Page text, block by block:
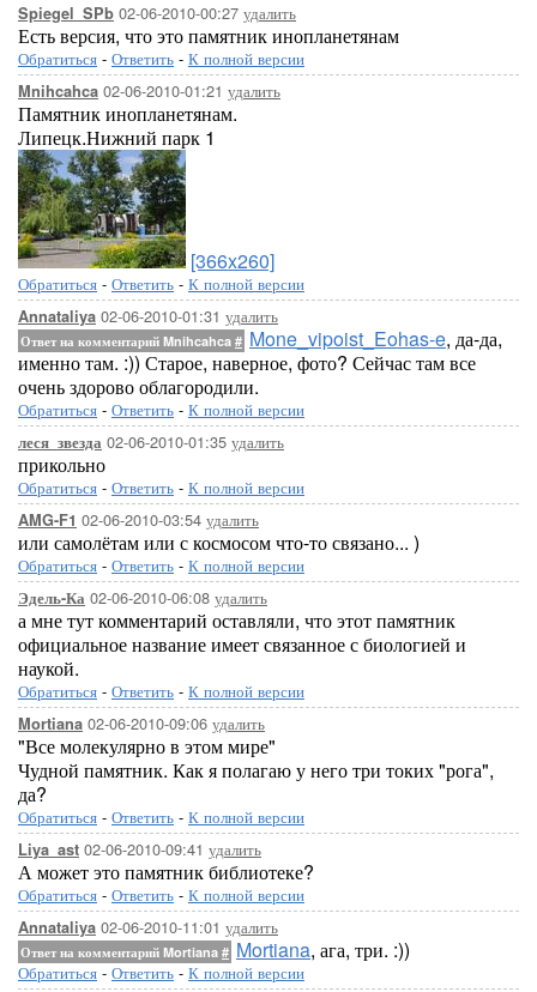
Spiegel_SPb 02-06-2010-00:27 удалить
Есть версия, что это памятник инопланетянам
Обратиться - Ответить - К полной версии
Mnihcahca 02-06-2010-01:21 удалить
Памятник инопланетянам.
Липецк.Нижний парк 1
[366x260]
Обратиться - Ответить - К полной версии
Annataliya 02-06-2010-01:31 удалить
Ответ на комментарий Mnihcahca # Mone_vipoist_Eohas-e, да-да,
именно там. :)) Старое, наверное, фото? Сейчас там все
очень здорово облагородили.
Обратиться - Ответить - К полной версии
леся_звезда 02-06-2010-01:35 удалить
прикольно
Обратиться - Ответить - К полной версии
AMG-F1 02-06-2010-03:54 удалить
или самолётам или с космосом что-то связано... )
Обратиться - Ответить - К полной версии
Эдель-Ка 02-06-2010-06:08 удалить
а мне тут комментарий оставляли, что этот памятник
официальное название имеет связанное с биологией и
наукой.
Обратиться - Ответить - К полной версии
Mortiana 02-06-2010-09:06 удалить
"Все молекулярно в этом мире"
Чудной памятник. Как я полагаю у него три токих "рога",
да?
Обратиться - Ответить - К полной версии
Liya_ast 02-06-2010-09:41 удалить
А может это памятник библиотеке?
Обратиться - Ответить - К полной версии
Annataliya 02-06-2010-11:01 удалить
Ответ на комментарий Mortiana # Mortiana, ага, три. :))
Обратиться - Ответить - К полной версии